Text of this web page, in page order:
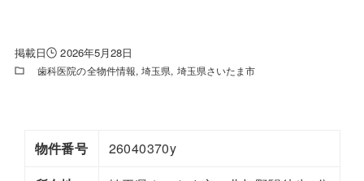
2026年5月28日
歯科医院の全物件情報 埼玉県 埼玉県さいたま市
物件番号
26040370y